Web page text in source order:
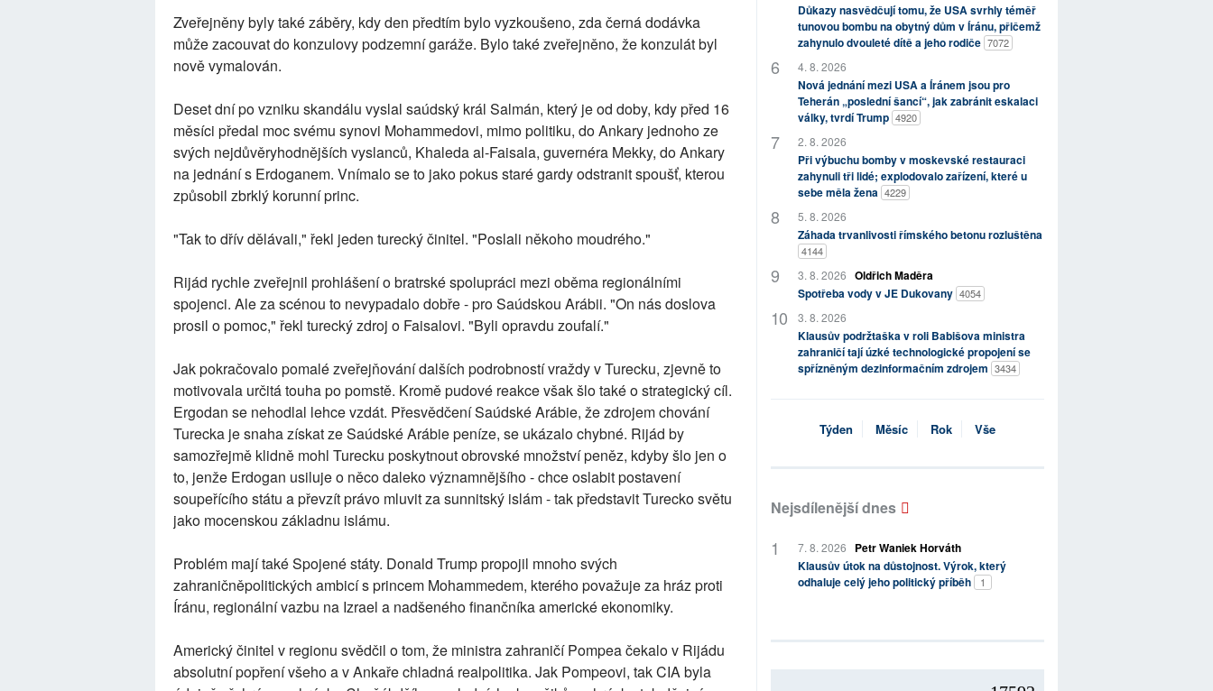
Zveřejněny byly také záběry, kdy den předtím bylo vyzkoušeno, zda černá dodávka
může zacouvat do konzulovy podzemní garáže. Bylo také zveřejněno, že konzulát byl
nově vymalován.
Deset dní po vzniku skandálu vyslal saúdský král Salmán, který je od doby, kdy před 16
měsíci předal moc svému synovi Mohammedovi, mimo politiku, do Ankary jednoho ze
svých nejdůvěryhodnějších vyslanců, Khaleda al-Faisala, guvernéra Mekky, do Ankary
na jednání s Erdoganem. Vnímalo se to jako pokus staré gardy odstranit spoušť, kterou
způsobil zbrklý korunní princ.
"Tak to dřív dělávali," řekl jeden turecký činitel. "Poslali někoho moudrého."
Rijád rychle zveřejnil prohlášení o bratrské spolupráci mezi oběma regionálními
spojenci. Ale za scénou to nevypadalo dobře - pro Saúdskou Arábii. "On nás doslova
prosil o pomoc," řekl turecký zdroj o Faisalovi. "Byli opravdu zoufalí."
Jak pokračovalo pomalé zveřejňování dalších podrobností vraždy v Turecku, zjevně to
motivovala určitá touha po pomstě. Kromě pudové reakce však šlo také o strategický cíl.
Ergodan se nehodlal lehce vzdát. Přesvědčení Saúdské Arábie, že zdrojem chování
Turecka je snaha získat ze Saúdské Arábie peníze, se ukázalo chybné. Rijád by
samozřejmě klidně mohl Turecku poskytnout obrovské množství peněz, kdyby šlo jen o
to, jenže Erdogan usiluje o něco daleko významnějšího - chce oslabit postavení
soupeřícího státu a převzít právo mluvit za sunnitský islám - tak představit Turecko světu
jako mocenskou základnu islámu.
Problém mají také Spojené státy. Donald Trump propojil mnoho svých
zahraničněpolitických ambicí s princem Mohammedem, kterého považuje za hráz proti
Íránu, regionální vazbu na Izrael a nadšeného finančníka americké ekonomiky.
Americký činitel v regionu svědčil o tom, že ministra zahraničí Pompea čekalo v Rijádu
absolutní popření všeho a v Ankaře chladná realpolitika. Jak Pompeovi, tak CIA byla
Důkazy nasvědčují tomu, že USA svrhly téměř
tunovou bombu na obytný dům v Íránu, přičemž
zahynulo dvouleté dítě a jeho rodiče 7072
4. 8. 2026
Nová jednání mezi USA a Íránem jsou pro
Teherán „poslední šancí“, jak zabránit eskalaci
války, tvrdí Trump 4920
2. 8. 2026
Při výbuchu bomby v moskevské restauraci
zahynuli tři lidé; explodovalo zařízení, které u
sebe měla žena 4229
5. 8. 2026
Záhada trvanlivosti římského betonu rozluštěna
4144
3. 8. 2026 Oldřich Maděra
Spotřeba vody v JE Dukovany 4054
3. 8. 2026
Klausův podržtaška v roli Babišova ministra
zahraničí tají úzké technologické propojení se
spřízněným dezinformačním zdrojem 3434
Týden Měsíc Rok Vše
Nejsdílenější dnes
7. 8. 2026
Petr Waniek Horváth
Klausův útok na důstojnost. Výrok, který
odhaluje celý jeho politický příběh
1